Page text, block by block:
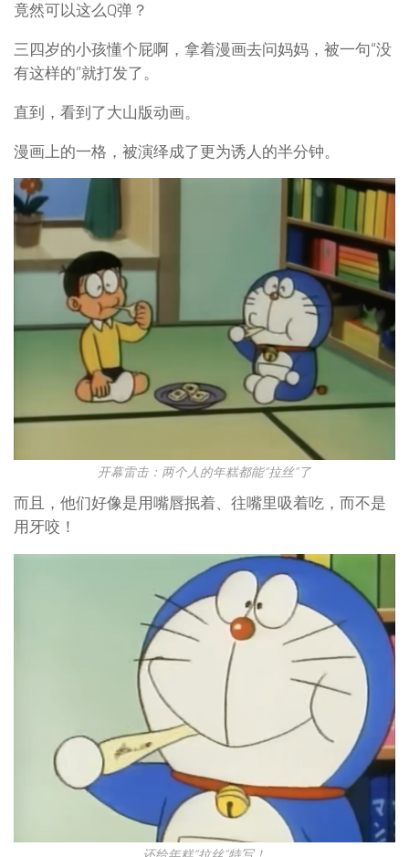
竟然可以这么Q弹？
三四岁的小孩懂个屁啊，拿着漫画去问妈妈，被一句“没
有这样的”就打发了。
直到，看到了大山版动画。
漫画上的一格，被演绎成了更为诱人的半分钟。
开幕雷击：两个人的年糕都能“拉丝”了
而且，他们好像是用嘴唇抿着、往嘴里吸着吃，而不是
用牙咬！